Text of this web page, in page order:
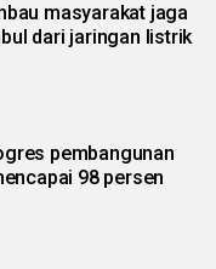
masyarakat jaga
dari jaringan listrik
pembangunan
98 persen